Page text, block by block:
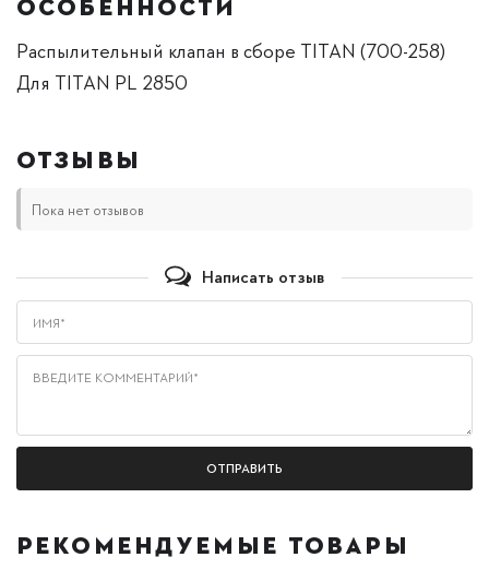
ОСОБЕННОСТИ
Распылительный клапан в сборе TITAN (700-258)
Для TITAN PL 2850
ОТЗЫВЫ
Пока нет отзывов
Написать отзыв
Имя*
Введите комментарий*
РЕКОМЕНДУЕМЫЕ ТОВАРЫ